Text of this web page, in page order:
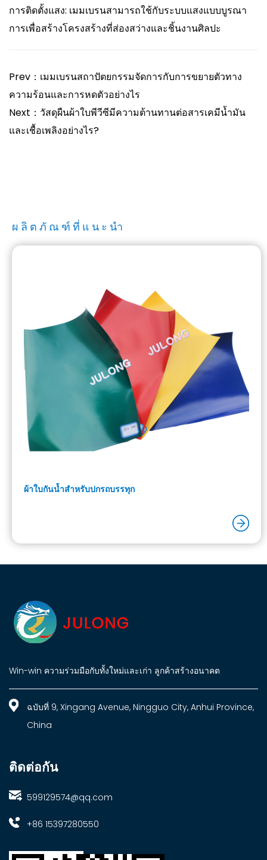
การติดตั้งแสง: เมมเบรนสามารถใช้กับระบบแสงแบบบูรณา
การเพื่อสร้างโครงสร้างที่ส่องสว่างและชิ้นงานศิลปะ
Prev：เมมเบรนสถาปัตยกรรมจัดการกับการขยายตัวทาง
ความร้อนและการหดตัวอย่างไร
Next：วัสดุผืนผ้าใบพีวีซีมีความต้านทานต่อสารเคมีน้ำมัน
และเชื้อเพลิงอย่างไร?
ผลิตภัณฑ์ที่แนะนำ
ผ้าใบกันน้ำสำหรับปกรถบรรทุก
Win-win ความร่วมมือกับทั้งใหม่และเก่า ลูกค้าสร้างอนาคต
ฉบับที่ 9, Xingang Avenue, Ningguo City, Anhui Province,
China
ติดต่อกัน
599129574@qq.com
+86 15397280550